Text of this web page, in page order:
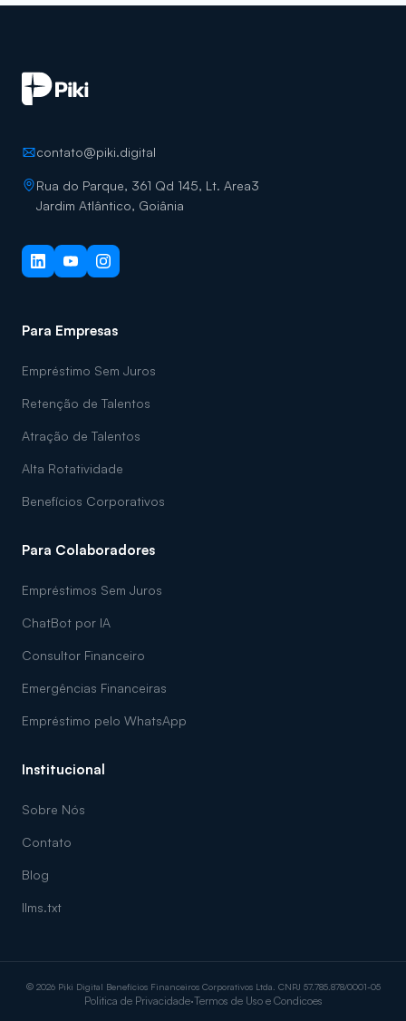
contato@piki.digital
Rua do Parque, 361 Qd 145, Lt. Area3
Jardim Atlântico, Goiânia
Para Empresas
Empréstimo Sem Juros
Retenção de Talentos
Atração de Talentos
Alta Rotatividade
Benefícios Corporativos
Para Colaboradores
Empréstimos Sem Juros
ChatBot por IA
Consultor Financeiro
Emergências Financeiras
Empréstimo pelo WhatsApp
Institucional
Sobre Nós
Contato
Blog
llms.txt
© 2026 Piki Digital Benefícios Financeiros Corporativos Ltda. CNPJ 57.785.878/0001-05
Politica de Privacidade·Termos de Uso e Condicoes